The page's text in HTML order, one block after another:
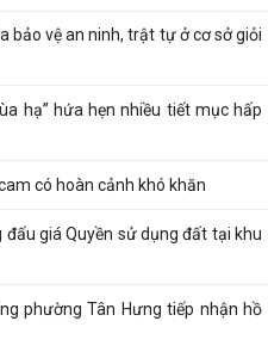
bảo vệ an ninh, trật tự ở cơ sở giỏi
hạ” hứa hẹn nhiều tiết mục hấp
có hoàn cảnh khó khăn
giá Quyền sử dụng đất tại khu
phường Tân Hưng tiếp nhận hồ